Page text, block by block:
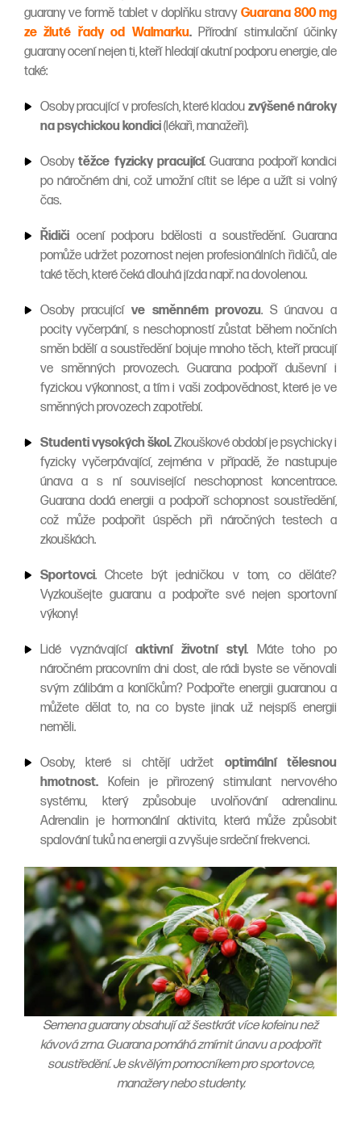
guarany ve formě tablet v doplňku stravy Guarana 800 mg
ze žluté řady od Walmarku.Přírodní stimulační účinky
guarany ocení nejen ti, kteří hledají akutní podporu energie, ale
také:
Osoby pracující v profesích, které kladou zvýšené nároky
na psychickou kondici(lékaři, manažeři).
Osobytěžce fyzicky pracující. Guarana podpoří kondici
po náročném dni, což umožní cítit se lépe a užít si volný
čas.
Řidiči ocení podporu bdělosti a soustředění. Guarana
pomůže udržet pozornost nejen profesionálních řidičů, ale
také těch, které čeká dlouhá jízda např. na dovolenou.
Osoby pracující ve směnném provozu. S únavou a
pocity vyčerpání, s neschopností zůstat během nočních
směn bdělí a soustředění bojuje mnoho těch, kteří pracují
ve směnných provozech. Guarana podpoří duševní i
fyzickou výkonnost, a tím i vaši zodpovědnost, které je ve
směnných provozech zapotřebí.
Studenti vysokých škol.Zkouškové období je psychicky i
fyzicky vyčerpávající, zejména v případě, že nastupuje
únava a s ní související neschopnost koncentrace.
Guarana dodá energii a podpoří schopnost soustředění,
což může podpořit úspěch při náročných testech a
zkouškách.
Sportovci. Chcete být jedničkou v tom, co děláte?
Vyzkoušejte guaranu a podpořte své nejen sportovní
výkony!
Lidé vyznávajícíaktivní životní styl. Máte toho po
náročném pracovním dni dost, ale rádi byste se věnovali
svým zálibám a koníčkům? Podpořte energii guaranou a
můžete dělat to, na co byste jinak už nejspíš energii
neměli.
Osoby, které si chtějí udržet optimální tělesnou
hmotnost. Kofein je přirozený stimulant nervového
systému, který způsobuje uvolňování adrenalinu.
Adrenalin je hormonální aktivita, která může způsobit
spalování tuků na energii a zvyšuje srdeční frekvenci.
Semena guarany obsahují až šestkrát více kofeinu než
kávová zrna. Guarana pomáhá zmírnit únavu a podpořit
soustředění. Je skvělým pomocníkem pro sportovce,
manažery nebo studenty.